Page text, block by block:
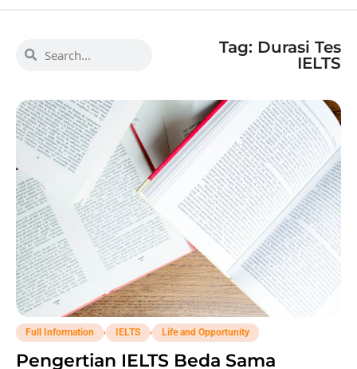
Tag: Durasi Tes
IELTS
Full Information IELTS Life and Opportunity
Pengertian IELTS Beda Sama